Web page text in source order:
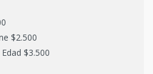
$2.500
$3.500